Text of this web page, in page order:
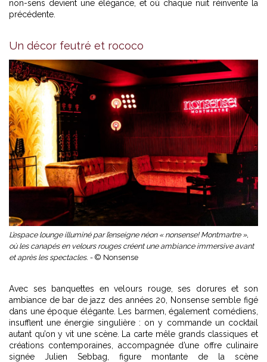
non-sens devient une élégance, et où chaque nuit réinvente la
précédente.
Un décor feutré et rococo
L’espace lounge illuminé par l’enseigne néon « nonsense! Montmartre »,
où les canapés en velours rouges créent une ambiance immersive avant
et après les spectacles. - © Nonsense
Avec ses banquettes en velours rouge, ses dorures et son
ambiance de bar de jazz des années 20, Nonsense semble figé
dans une époque élégante. Les barmen, également comédiens,
insufflent une énergie singulière : on y commande un cocktail
autant qu’on y vit une scène. La carte mêle grands classiques et
créations contemporaines, accompagnée d’une offre culinaire
signée Julien Sebbag, figure montante de la scène